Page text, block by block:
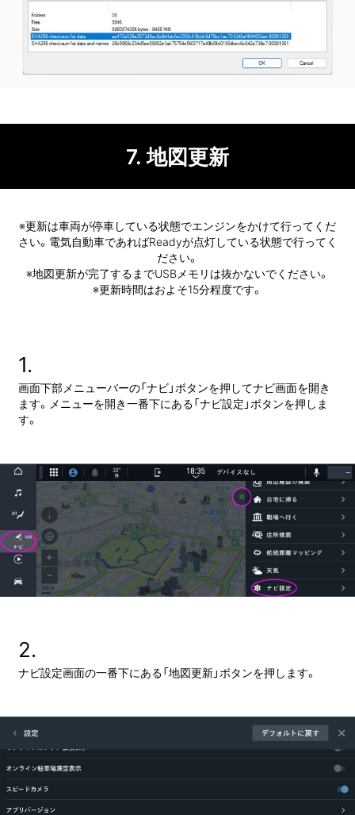
7. 地図更新
※更新は車両が停車している状態でエンジンをかけて行ってくだ
さい。 電気自動車であればReadyが点灯している状態で行ってく
ださい。
※地図更新が完了するまでUSBメモリは抜かないでください。
※更新時間はおよそ15分程度です。
1.
画面下部メニューバーの「ナビ」ボタンを押してナビ画面を開き
ます。 メニューを開き一番下にある「ナビ設定」ボタンを押しま
す。
2.
ナビ設定画面の一番下にある「地図更新」ボタンを押します。